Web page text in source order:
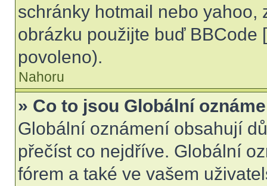
schránky hotmail nebo yahoo,
obrázku použijte buď BBCode
povoleno).
Nahoru
» Co to jsou Globální
Globální oznámení obsahují
přečíst co nejdříve. Globální
fórem a také ve vašem